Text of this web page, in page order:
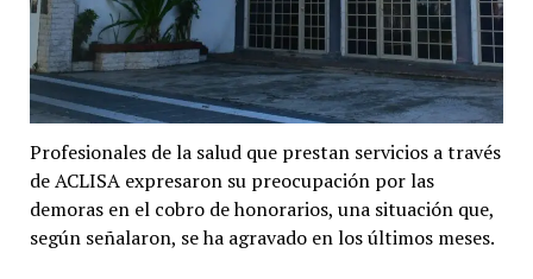
Profesionales de la salud que prestan servicios a través
de ACLISA expresaron su preocupación por las
demoras en el cobro de honorarios, una situación que,
según señalaron, se ha agravado en los últimos meses.